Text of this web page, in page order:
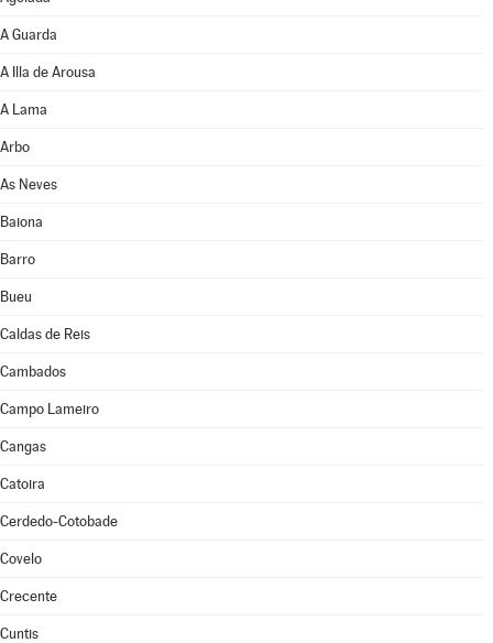
A Guarda
A Illa de Arousa
A Lama
Arbo
As Neves
Baiona
Barro
Bueu
Caldas de Reis
Cambados
Campo Lameiro
Cangas
Catoira
Cerdedo-Cotobade
Covelo
Crecente
Cuntis